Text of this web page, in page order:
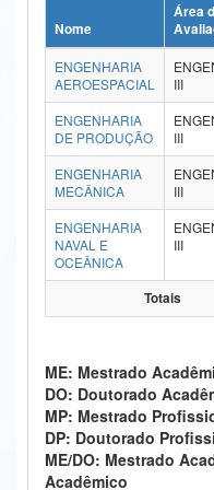
Ministério da Ciência, Tecnologia,
Ministério do Meio Ambiente
Ministério do Turismo
Ministério do Desenvolvimento
Controladoria-Geral da União
Ministério da Mulher, da Família e
Gabinete de Segurança Institucional
Advocacia-Geral da União
Banco Central do Brasil
Nome
Área
ENGENHARIA
AEROESPACIAL
III
ENGENHARIA
DE PRODUÇÃO
III
ENGENHARIA
MECÂNICA
III
ENGENHARIA
NAVAL E
OCEÂNICA
III
Totais
ME: Mestrado
DO: Doutorado
MP: Mestrado
DP: Doutorado
ME/DO: Mestrado
Acadêmico